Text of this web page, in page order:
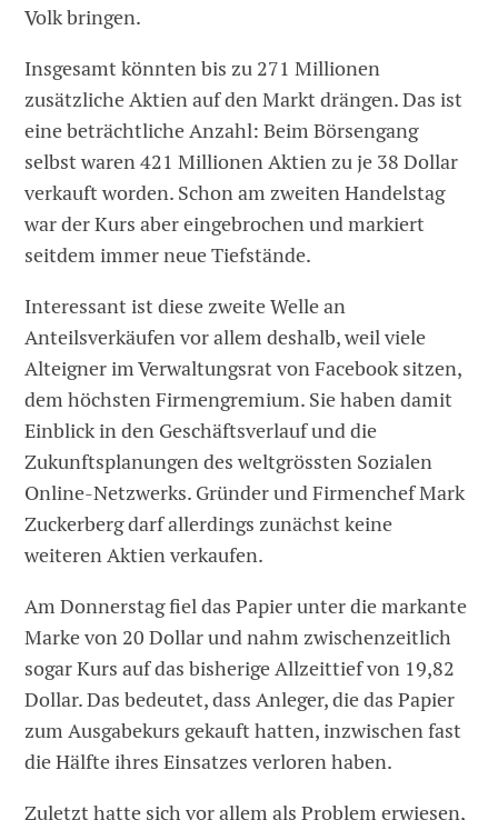
Volk bringen.
Insgesamt könnten bis zu 271 Millionen
zusätzliche Aktien auf den Markt drängen. Das ist
eine beträchtliche Anzahl: Beim Börsengang
selbst waren 421 Millionen Aktien zu je 38 Dollar
verkauft worden. Schon am zweiten Handelstag
war der Kurs aber eingebrochen und markiert
seitdem immer neue Tiefstände.
Interessant ist diese zweite Welle an
Anteilsverkäufen vor allem deshalb, weil viele
Alteigner im Verwaltungsrat von Facebook sitzen,
dem höchsten Firmengremium. Sie haben damit
Einblick in den Geschäftsverlauf und die
Zukunftsplanungen des weltgrössten Sozialen
Online-Netzwerks. Gründer und Firmenchef Mark
Zuckerberg darf allerdings zunächst keine
weiteren Aktien verkaufen.
Am Donnerstag fiel das Papier unter die markante
Marke von 20 Dollar und nahm zwischenzeitlich
sogar Kurs auf das bisherige Allzeittief von 19,82
Dollar. Das bedeutet, dass Anleger, die das Papier
zum Ausgabekurs gekauft hatten, inzwischen fast
die Hälfte ihres Einsatzes verloren haben.
Zuletzt hatte sich vor allem als Problem erwiesen,